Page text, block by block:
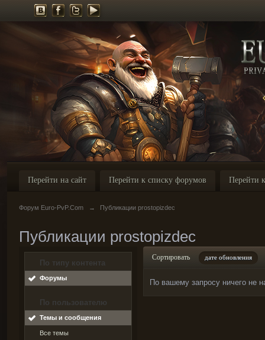
Перейти на сайт Перейти к списку форумов Перейти
Форум Euro-PvP.Com → Публикации prostopizdec
Публикации prostopizdec
По типу контента
Форумы
По пользователю
Темы и сообщения
Все темы
Сортировать дате обновления
По вашему запросу ничего не